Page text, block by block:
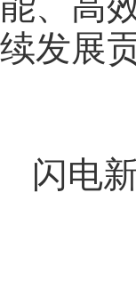
续发展
闪电